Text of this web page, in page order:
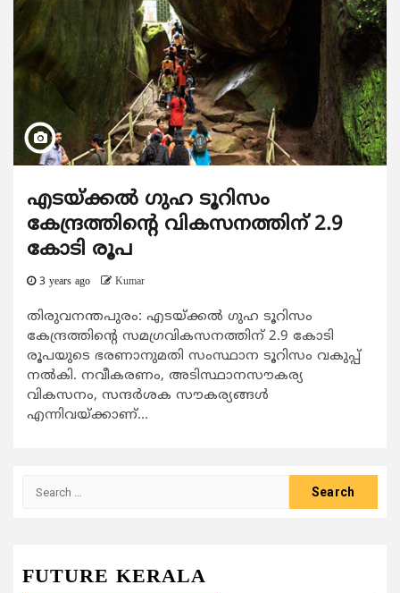
എടയ്ക്കല്‍ ഗുഹ ടൂറിസം
കേന്ദ്രത്തിന്‍റെ വികസനത്തിന് 2.9
കോടി രൂപ
3 years ago Kumar
തിരുവനന്തപുരം: എടയ്ക്കല്‍ ഗുഹ ടൂറിസം
കേന്ദ്രത്തിന്‍റെ സമഗ്രവികസനത്തിന് 2.9 കോടി
രൂപയുടെ ഭരണാനുമതി സംസ്ഥാന ടൂറിസം വകുപ്പ്
നല്‍കി. നവീകരണം, അടിസ്ഥാനസൗകര്യ
വികസനം, സന്ദര്‍ശക സൗകര്യങ്ങള്‍
എന്നിവയ്ക്കാണ്...
FUTURE KERALA